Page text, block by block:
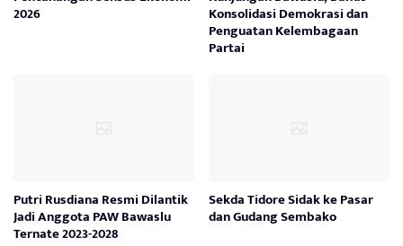
2026 Konsolidasi Demokrasi dan
Penguatan Kelembagaan
Partai
Putri Rusdiana Resmi Dilantik
Jadi Anggota PAW Bawaslu
Ternate 2023-2028
Sekda Tidore Sidak ke Pasar
dan Gudang Sembako